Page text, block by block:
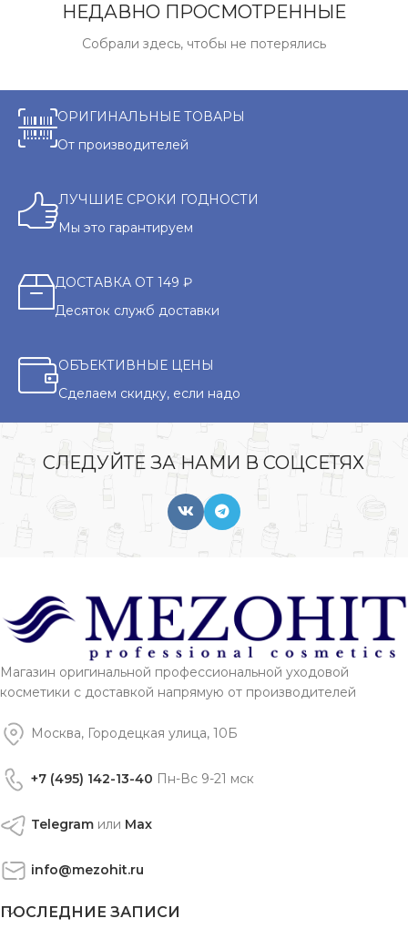
НЕДАВНО ПРОСМОТРЕННЫЕ
Собрали здесь, чтобы не потерялись
ОРИГИНАЛЬНЫЕ ТОВАРЫ
От производителей
ЛУЧШИЕ СРОКИ ГОДНОСТИ
Мы это гарантируем
ДОСТАВКА ОТ 149 ₽
Десяток служб доставки
ОБЪЕКТИВНЫЕ ЦЕНЫ
Сделаем скидку, если надо
СЛЕДУЙТЕ ЗА НАМИ В СОЦСЕТЯХ
Магазин оригинальной профессиональной уходовой
косметики с доставкой напрямую от производителей
Москва, Городецкая улица, 10Б
+7 (495) 142-13-40 Пн-Вс 9-21 мск
Telegram или Max
info@mezohit.ru
ПОСЛЕДНИЕ ЗАПИСИ